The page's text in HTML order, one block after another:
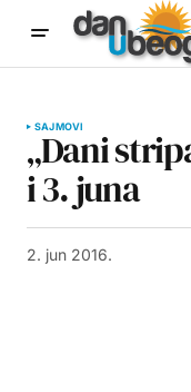
SAJMOVI
„Dani
i 3. juna
2. jun 2016.